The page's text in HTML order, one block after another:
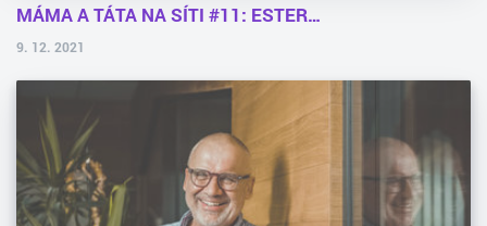
MÁMA A TÁTA NA SÍTI #11: ESTER…
9. 12. 2021